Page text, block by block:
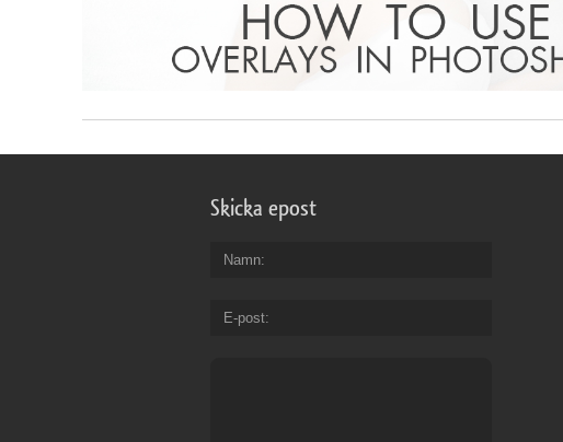
Skicka epost
Namn
E-post